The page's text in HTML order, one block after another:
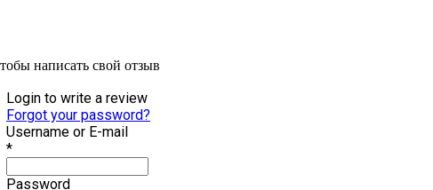
написать свой отзыв
Login to write a review
Forgot your password?
Username or E-mail
*
Password